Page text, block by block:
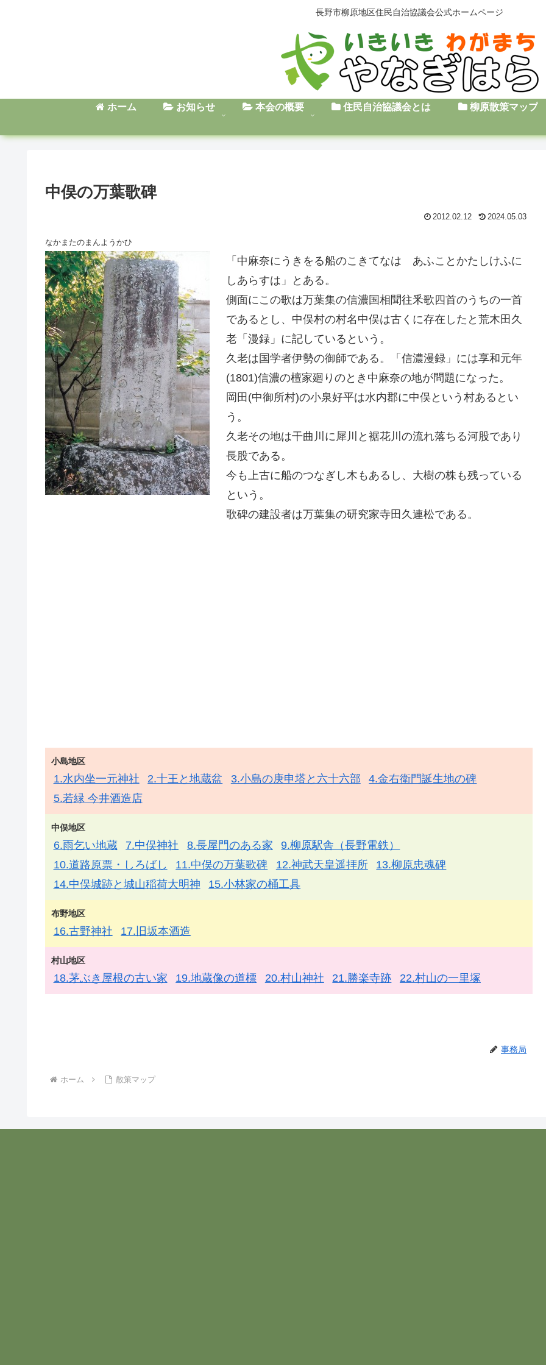
長野市柳原地区住民自治協議会公式ホームページ
ホーム お知らせ 本会の概要 住民自治協議会とは 柳原散策マップ
中俣の万葉歌碑
2012.02.12 2024.05.03
なかまたのまんようかひ
「中麻奈にうきをる船のこきてなは あふことかたしけふに
しあらすは」とある。
側面にこの歌は万葉集の信濃国相聞往釆歌四首のうちの一首
であるとし、中俣村の村名中俣は古くに存在したと荒木田久
老「漫録」に記しているという。
久老は国学者伊勢の御師である。「信濃漫録」には享和元年
(1801)信濃の檀家廻りのとき中麻奈の地が問題になった。
岡田(中御所村)の小泉好平は水内郡に中俣という村あるとい
う。
久老その地は干曲川に犀川と裾花川の流れ落ちる河股であり
長股である。
今も上古に船のつなぎし木もあるし、大樹の株も残っている
という。
歌碑の建設者は万葉集の研究家寺田久連松である。
小島地区
1.水内坐一元神社 2.十王と地蔵盆 3.小島の庚申塔と六十六部
4.金右衛門誕生地の碑
5.若緑 今井酒造店
中俣地区
6.雨乞い地蔵 7.中俣神社 8.長屋門のある家
9.柳原駅舎（長野電鉄）
10.道路原票・しろばし
11.中俣の万葉歌碑 12.神武天皇遥拝所
13.柳原忠魂碑
14.中俣城跡と城山稲荷大明神
15.小林家の桶工具
布野地区
16.古野神社 17.旧坂本酒造
村山地区
18.茅ぶき屋根の古い家 19.地蔵像の道標 20.村山神社 21.勝楽寺跡 22.村山の一里塚
事務局
ホーム 散策マップ